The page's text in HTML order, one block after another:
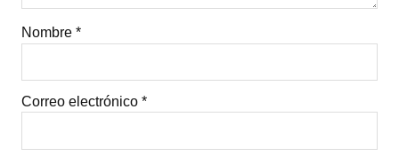
Nombre *
Correo electrónico *